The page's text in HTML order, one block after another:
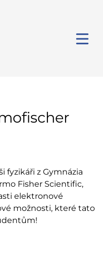
fyzikáři z Gymnázia
Fisher Scientific,
elektronové
možnosti, které tato